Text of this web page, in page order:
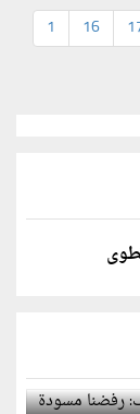
1 16
رفضنا